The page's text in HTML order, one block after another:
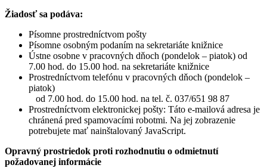
Žiadosť sa podáva:
Písomne prostredníctvom pošty
Písomne osobným podaním na sekretariáte knižnice
Ústne osobne v pracovných dňoch (pondelok – piatok) od
7.00 hod. do 15.00 hod. na sekretariáte knižnice
Prostredníctvom telefónu v pracovných dňoch (pondelok –
piatok)
od 7.00 hod. do 15.00 hod. na tel. č. 037/651 98 87
Prostredníctvom elektronickej pošty: Táto e-mailová adresa je
chránená pred spamovacími robotmi. Na jej zobrazenie
potrebujete mať nainštalovaný JavaScript.
Opravný prostriedok proti rozhodnutiu o odmietnutí
požadovanej informácie